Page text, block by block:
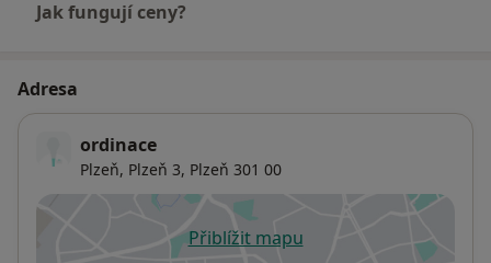
Jak fungují ceny?
Adresa
ordinace
Plzeň, Plzeň 3, Plzeň 301 00
Přiblížit mapuse otevře v nové záložce